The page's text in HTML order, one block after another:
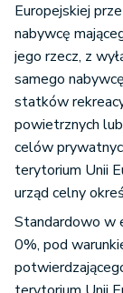
Europejskiej
nabywcę
jego rzecz, z
samego
statków
powietrznych
celów
terytorium Unii
urząd celny
Standardowo w
0%, pod